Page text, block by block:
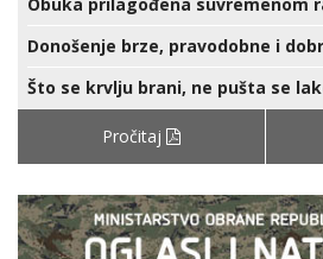
Donošenje brze, pravodobne i
Što se krvlju brani, ne pušta se
Pročitaj